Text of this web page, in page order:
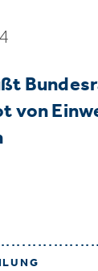
von